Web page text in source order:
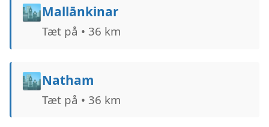
🏙️Mallānkinar
Tæt på • 36 km
🏙️Natham
Tæt på • 36 km